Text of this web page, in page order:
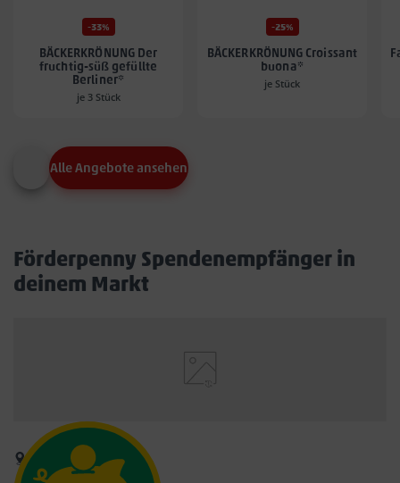
-33%
BÄCKERKRÖNUNG Der
fruchtig-süß gefüllte
Berliner*
je 3 Stück
-25%
BÄCKERKRÖNUNG Croissant
buona*
je Stück
Alle Angebote ansehen
Förderpenny Spendenempfänger in
deinem Markt